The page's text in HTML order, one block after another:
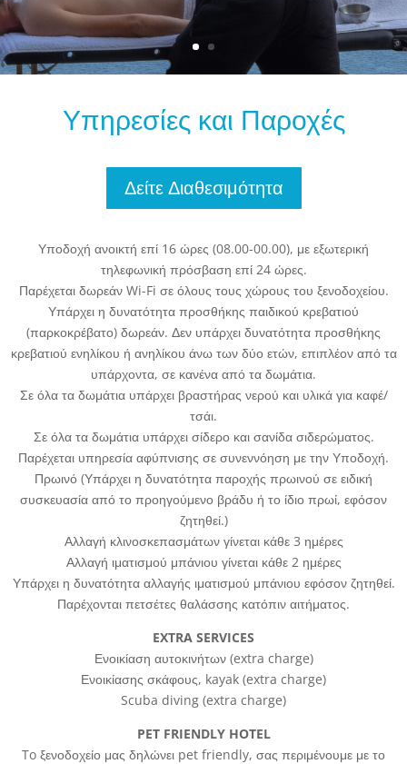
Υπηρεσίες και Παροχές
Δείτε Διαθεσιμότητα
Υποδοχή ανοικτή επί 16 ώρες (08.00-00.00), με εξωτερική
τηλεφωνική πρόσβαση επί 24 ώρες.
Παρέχεται δωρεάν Wi-Fi σε όλους τους χώρους του ξενοδοχείου.
Υπάρχει η δυνατότητα προσθήκης παιδικού κρεβατιού
(παρκοκρέβατο) δωρεάν. Δεν υπάρχει δυνατότητα προσθήκης
κρεβατιού ενηλίκου ή ανηλίκου άνω των δύο ετών, επιπλέον από τα
υπάρχοντα, σε κανένα από τα δωμάτια.
Σε όλα τα δωμάτια υπάρχει βραστήρας νερού και υλικά για καφέ/
τσάι.
Σε όλα τα δωμάτια υπάρχει σίδερο και σανίδα σιδερώματος.
Παρέχεται υπηρεσία αφύπνισης σε συνεννόηση με την Υποδοχή.
Πρωινό (Υπάρχει η δυνατότητα παροχής πρωινού σε ειδική
συσκευασία από το προηγούμενο βράδυ ή το ίδιο πρωί, εφόσον
ζητηθεί.)
Αλλαγή κλινοσκεπασμάτων γίνεται κάθε 3 ημέρες
Αλλαγή ιματισμού μπάνιου γίνεται κάθε 2 ημέρες
Υπάρχει η δυνατότητα αλλαγής ιματισμού μπάνιου εφόσον ζητηθεί.
Παρέχονται πετσέτες θαλάσσης κατόπιν αιτήματος.
EXTRA SERVICES
Ενοικίαση αυτοκινήτων (extra charge)
Ενοικίασης σκάφους, kayak (extra charge)
Scuba diving (extra charge)
PET FRIENDLY HOTEL
To ξενοδοχείο μας δηλώνει pet friendly, σας περιμένουμε με το